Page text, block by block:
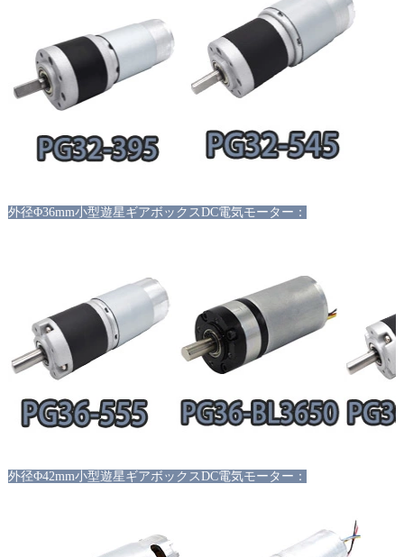
外径Φ36mm小型遊星ギアボックスDC電気モーター：
外径Φ42mm小型遊星ギアボックスDC電気モーター：